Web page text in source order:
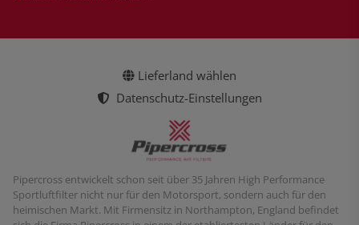
Lieferland wählen
Datenschutz-Einstellungen
Pipercross entwickelt schon seit über 35 Jahren High Performance
Sportluftfilter nicht nur für den Motorsport, sondern auch für den
heimischen Markt. Mit Firmensitz in Northampton, England befindet